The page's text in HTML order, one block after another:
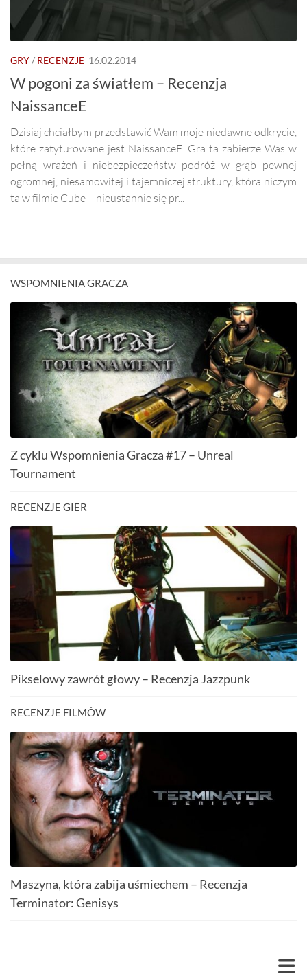
GRY/ RECENZJE 16.02.2014
W pogoni za światłem – Recenzja
NaissanceE
Dzisiaj chciałbym przedstawić Wam moje niedawne odkrycie,
które zatytułowane jest NaissanceE. Gra ta zabierze Was w
pełną wrażeń i niebezpieczeństw podróż w głąb pewnej
ogromnej, niesamowitej i tajemniczej struktury, która niczym
ta w filmie Cube – nieustannie się pr...
WSPOMNIENIA GRACZA
Z cyklu Wspomnienia Gracza #17 – Unreal
Tournament
RECENZJE GIER
Pikselowy zawrót głowy – Recenzja Jazzpunk
RECENZJE FILMÓW
Maszyna, która zabija uśmiechem – Recenzja
Terminator: Genisys